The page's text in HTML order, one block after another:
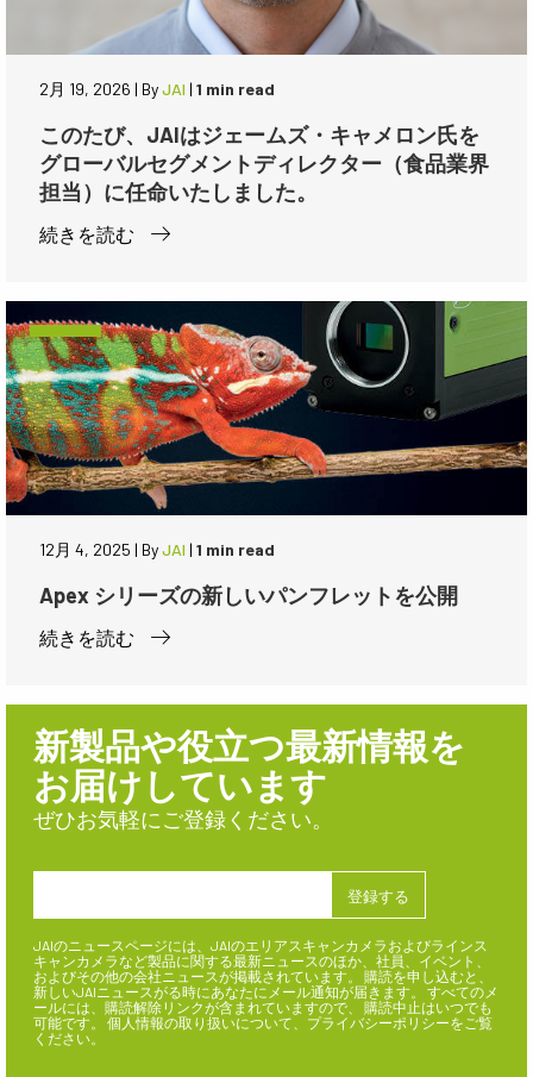
2月 19, 2026 | ByJAI | 1 min read
このたび、JAIはジェームズ・キャメロン氏を
グローバルセグメントディレクター（食品業界
担当）に任命いたしました。
続きを読む
12月 4, 2025 | ByJAI | 1 min read
Apex シリーズの新しいパンフレットを公開
続きを読む
新製品や役立つ最新情報を
お届けしています
ぜひお気軽にご登録ください。
JAIのニュースページには、JAIのエリアスキャンカメラおよびラインス
キャンカメラなど製品に関する最新ニュースのほか、社員、イベント、
およびその他の会社ニュースが掲載されています。 購読を申し込むと、
新しいJAIニュースがる時にあなたにメール通知が届きます。 すべてのメ
ールには、購読解除リンクが含まれていますので、 購読中止はいつでも
可能です。 個人情報の取り扱いについて、プライバシーポリシーをご覧
ください。